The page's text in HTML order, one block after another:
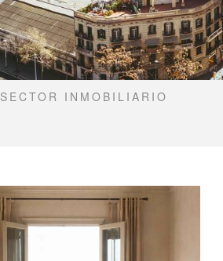
SECTOR INMOBILIARIO